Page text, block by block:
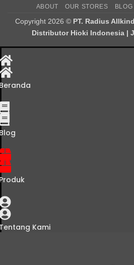
ABOUT OUR STORES BLOG
Copyright 2026 © PT. Radius
Distributor Hioki Indonesia |
Kami